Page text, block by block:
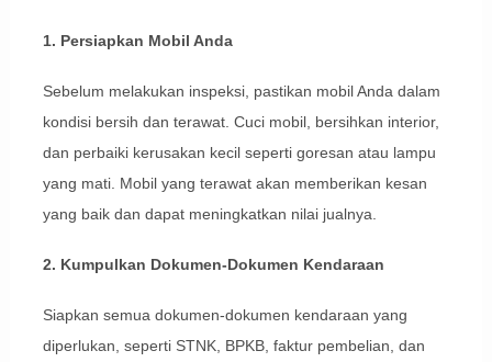
1. Persiapkan Mobil Anda
Sebelum melakukan inspeksi, pastikan mobil Anda dalam
kondisi bersih dan terawat. Cuci mobil, bersihkan interior,
dan perbaiki kerusakan kecil seperti goresan atau lampu
yang mati. Mobil yang terawat akan memberikan kesan
yang baik dan dapat meningkatkan nilai jualnya.
2. Kumpulkan Dokumen-Dokumen Kendaraan
Siapkan semua dokumen-dokumen kendaraan yang
diperlukan, seperti STNK, BPKB, faktur pembelian, dan